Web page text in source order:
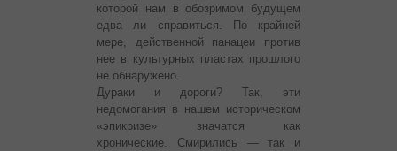
которой нам в обозримом будущем
едва ли справиться. По крайней
мере, действенной панацеи против
нее в культурных пластах прошлого
не обнаружено.
Дураки и дороги? Так, эти
недомогания в нашем историческом
«эпикризе» значатся как
хронические. Смирились — так и